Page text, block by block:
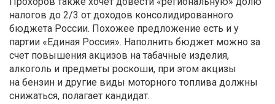
налогов до 2/3 от доходов консолидированного
бюджета России. Похожее предложение есть и у
партии «Единая Россия». Наполнить бюджет можно за
счет повышения акцизов на табачные изделия,
алкоголь и предметы роскоши, при этом акцизы
на бензин и другие виды моторного топлива должны
снижаться, полагает кандидат.